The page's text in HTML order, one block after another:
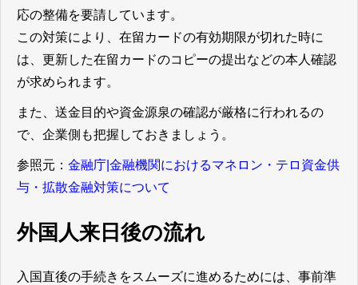
応の整備を要請しています。
この対策により、在留カードの有効期限が切れた時に
は、更新した在留カードのコピーの提出などの本人確認
が求められます。
また、送金目的や資金源泉の確認が厳格に行われるの
で、企業側も把握しておきましょう。
参照元： 金融庁|金融機関におけるマネロン・テロ資金供
与・拡散金融対策について
外国人来日後の流れ
入国直後の手続きをスムーズに進めるためには、事前準